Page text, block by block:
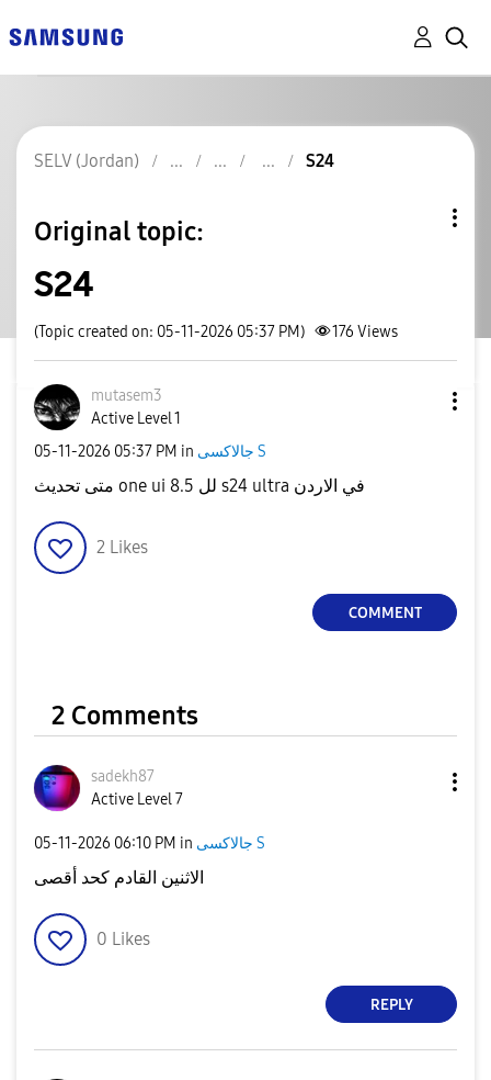
SELV (Jordan) S24
Original topic:
S24
(Topic created on: 05-11-2026 05:37 PM) 176 Views
mutasem3
Active Level 1
‎05-11-2026 05:37 PM in جالاكسى S
متى تحديث one ui 8.5 لل s24 ultra في الاردن
2 Likes
COMMENT
2 Comments
sadekh87
Active Level 7
‎05-11-2026 06:10 PM in جالاكسى S
الاثنين القادم كحد أقصى
0 Likes
REPLY